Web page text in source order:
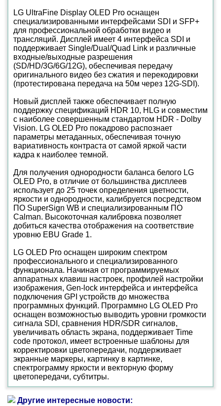
LG UltraFine Display OLED Pro оснащен
специализированными интерфейсами SDI и SFP+
для профессиональной обработки видео и
трансляций. Дисплей имеет 4 интерфейса SDI и
поддерживает Single/Dual/Quad Link и различные
входные/выходные разрешения
(SD/HD/3G/6G/12G), обеспечивая передачу
оригинального видео без сжатия и перекодировки
(протестирована передача на 50м через 12G-SDI).
Новый дисплей также обеспечивает полную
поддержку спецификаций HDR 10, HLG и совместим
с наиболее совершенным стандартом HDR - Dolby
Vision. LG OLED Pro покадрово распознает
параметры метаданных, обеспечивая точную
вариативность контраста от самой яркой части
кадра к наиболее темной.
Для получения однородности баланса белого LG
OLED Pro, в отличие от большинства дисплеев
использует до 25 точек определения цветности,
яркости и однородности, калибруется посредством
ПО SuperSign WB и специализированным ПО
Calman. Высокоточная калибровка позволяет
добиться качества отображения на соответствие
уровню EBU Grade 1.
LG OLED Pro оснащен широким спектром
профессионального и специализированного
функционала. Начиная от программируемых
аппаратных клавиш настроек, профилей настройки
изображения, Gen-lock интерфейса и интерфейса
подключения GPI устройств до множества
программных функций. Программно LG OLED Pro
оснащен возможностью выводить уровни громкости
сигнала SDI, сравнения HDR/SDR сигналов,
увеличивать область экрана, поддерживает Time
code протокол, имеет встроенные шаблоны для
корректировки цветопередачи, поддерживает
экранные маркеры, картинку в картинке,
спектрограмму яркости и векторную форму
цветопередачи, субтитры.
Другие интересные новости: